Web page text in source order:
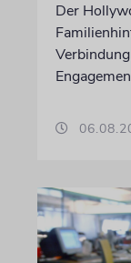
Der